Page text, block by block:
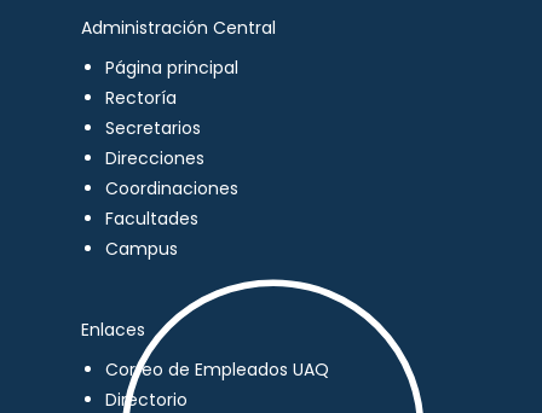
Administración Central
Página principal
Rectoría
Secretarios
Direcciones
Coordinaciones
Facultades
Campus
Enlaces
Correo de Empleados UAQ
Directorio